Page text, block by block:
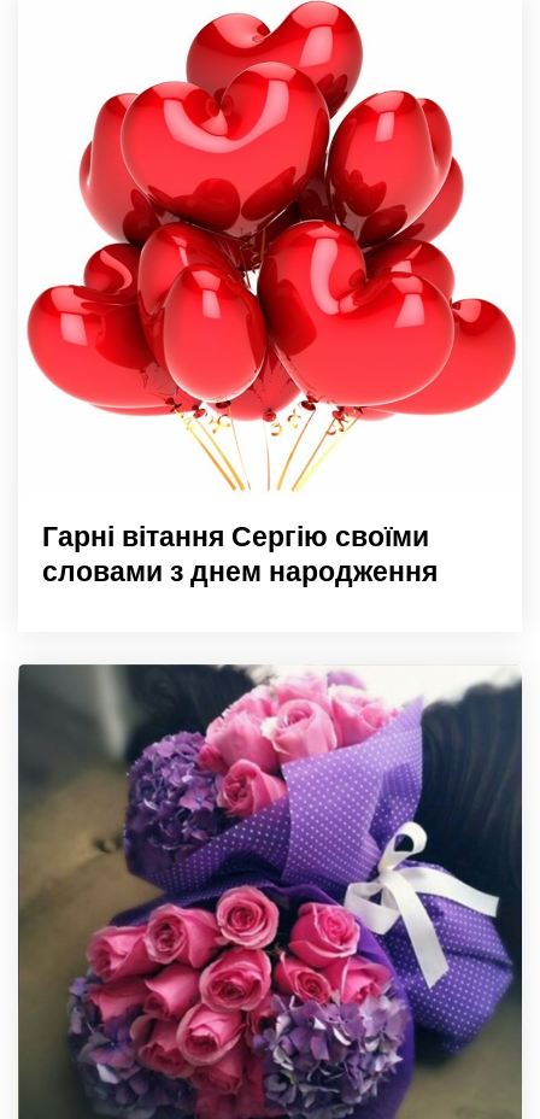
Гарні вітання Сергію своїми
словами з днем народження